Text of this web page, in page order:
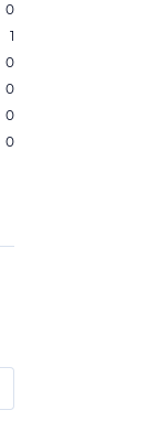
0
1
0
0
0
0